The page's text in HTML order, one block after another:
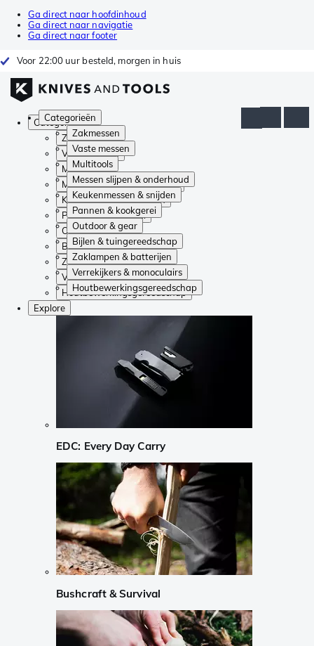
Ga direct naar hoofdinhoud
Ga direct naar navigatie
Ga direct naar footer
Voor 22:00 uur besteld, morgen in huis
Categorieën
Zakmessen
Vaste messen
Multitools
Messen slijpen & onderhoud
Keukenmessen & snijden
Pannen & kookgerei
Outdoor & gear
Bijlen & tuingereedschap
Zaklampen & batterijen
Verrekijkers & monoculairs
Houtbewerkingsgereedschap
Categorieën
Zakmessen
Vaste messen
Multitools
Messen slijpen & onderhoud
Keukenmessen & snijden
Pannen & kookgerei
Outdoor & gear
Bijlen & tuingereedschap
Zaklampen & batterijen
Verrekijkers & monoculairs
Houtbewerkingsgereedschap
Explore
EDC: Every Day Carry
Bushcraft & Survival